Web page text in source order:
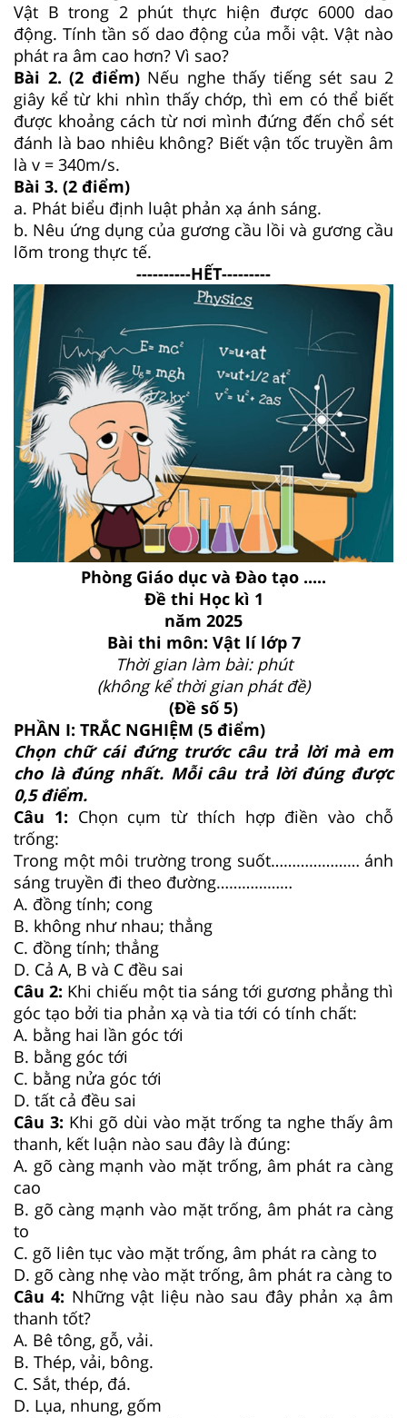
Vật B trong 2 phút thực hiện được 6000 dao
động. Tính tần số dao động của mỗi vật. Vật nào
phát ra âm cao hơn? Vì sao?
Bài 2. (2 điểm) Nếu nghe thấy tiếng sét sau 2
giây kể từ khi nhìn thấy chớp, thì em có thể biết
được khoảng cách từ nơi mình đứng đến chổ sét
đánh là bao nhiêu không? Biết vận tốc truyền âm
là v = 340m/s.
Bài 3. (2 điểm)
a. Phát biểu định luật phản xạ ánh sáng.
b. Nêu ứng dụng của gương cầu lồi và gương cầu
lõm trong thực tế.
----------HẾT---------
Phòng Giáo dục và Đào tạo .....
Đề thi Học kì 1
năm 2025
Bài thi môn: Vật lí lớp 7
Thời gian làm bài: phút
(không kể thời gian phát đề)
(Đề số 5)
PHẦN I: TRẮC NGHIỆM (5 điểm)
Chọn chữ cái đứng trước câu trả lời mà em
cho là đúng nhất. Mỗi câu trả lời đúng được
0,5 điểm.
Câu 1: Chọn cụm từ thích hợp điền vào chỗ
trống:
Trong một môi trường trong suốt………………… ánh
sáng truyền đi theo đường………………
A. đồng tính; cong
B. không như nhau; thẳng
C. đồng tính; thẳng
D. Cả A, B và C đều sai
Câu 2: Khi chiếu một tia sáng tới gương phẳng thì
góc tạo bởi tia phản xạ và tia tới có tính chất:
A. bằng hai lần góc tới
B. bằng góc tới
C. bằng nửa góc tới
D. tất cả đều sai
Câu 3: Khi gõ dùi vào mặt trống ta nghe thấy âm
thanh, kết luận nào sau đây là đúng:
A. gõ càng mạnh vào mặt trống, âm phát ra càng
cao
B. gõ càng mạnh vào mặt trống, âm phát ra càng
to
C. gõ liên tục vào mặt trống, âm phát ra càng to
D. gõ càng nhẹ vào mặt trống, âm phát ra càng to
Câu 4: Những vật liệu nào sau đây phản xạ âm
thanh tốt?
A. Bê tông, gỗ, vải.
B. Thép, vải, bông.
C. Sắt, thép, đá.
D. Lụa, nhung, gốm